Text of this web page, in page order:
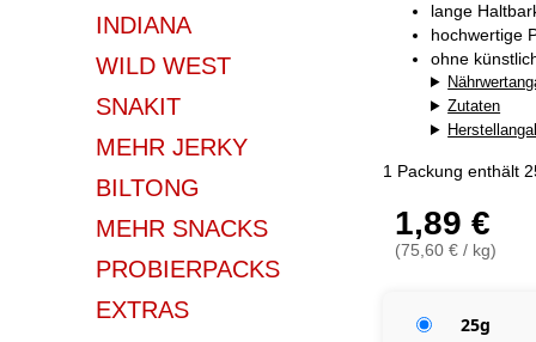
INDIANA
WILD WEST
SNAKIT
MEHR JERKY
BILTONG
MEHR SNACKS
PROBIERPACKS
EXTRAS
lange
hochwertige
ohne
Zutaten
1 Packung enthält
1,89 €
(75,60 € / kg)
25g